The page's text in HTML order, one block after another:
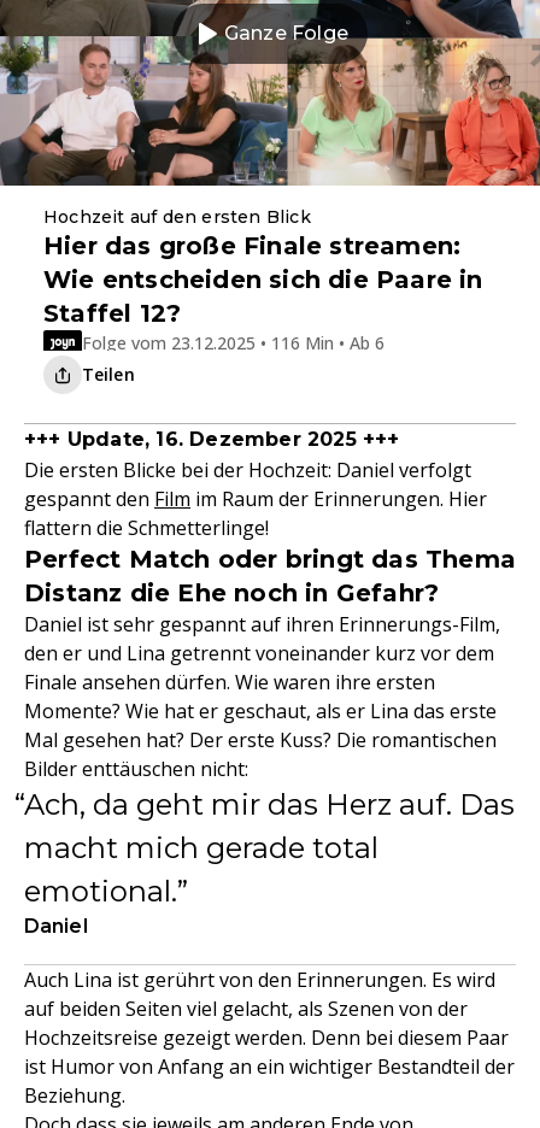
Ganze Folge
Hochzeit auf den ersten Blick
Hier das große Finale streamen:
Wie entscheiden sich die Paare in
Staffel 12?
Folge vom 23.12.2025 • 116 Min • Ab 6
Teilen
+++ Update, 16. Dezember 2025 +++
Die ersten Blicke bei der Hochzeit: Daniel verfolgt
gespannt den Film im Raum der Erinnerungen. Hier
flattern die Schmetterlinge!
Perfect Match oder bringt das Thema
Distanz die Ehe noch in Gefahr?
Daniel ist sehr gespannt auf ihren Erinnerungs-Film,
den er und Lina getrennt voneinander kurz vor dem
Finale ansehen dürfen. Wie waren ihre ersten
Momente? Wie hat er geschaut, als er Lina das erste
Mal gesehen hat? Der erste Kuss? Die romantischen
Bilder enttäuschen nicht:
Ach, da geht mir das Herz auf. Das
macht mich gerade total
emotional.
Daniel
Auch Lina ist gerührt von den Erinnerungen. Es wird
auf beiden Seiten viel gelacht, als Szenen von der
Hochzeitsreise gezeigt werden. Denn bei diesem Paar
ist Humor von Anfang an ein wichtiger Bestandteil der
Beziehung.